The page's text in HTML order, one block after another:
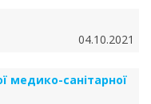
04.10.2021
медико-санітарної